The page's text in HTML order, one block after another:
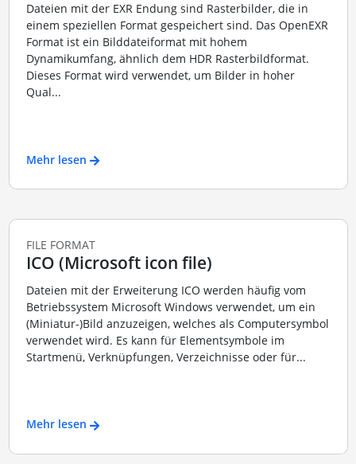
Dateien mit der EXR Endung sind Rasterbilder, die in
einem speziellen Format gespeichert sind. Das OpenEXR
Format ist ein Bilddateiformat mit hohem
Dynamikumfang, ähnlich dem HDR Rasterbildformat.
Dieses Format wird verwendet, um Bilder in hoher
Qual...
Mehr lesen
FILE FORMAT
ICO (Microsoft icon file)
Dateien mit der Erweiterung ICO werden häufig vom
Betriebssystem Microsoft Windows verwendet, um ein
(Miniatur-)Bild anzuzeigen, welches als Computersymbol
verwendet wird. Es kann für Elementsymbole im
Startmenü, Verknüpfungen, Verzeichnisse oder für...
Mehr lesen